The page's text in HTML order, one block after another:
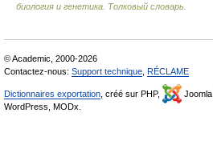
биология и генетика. Толковый словарь.
© Academic, 2000-2026
Contactez-nous: Support technique RÉCLAME
Dictionnaires exportation , créé sur PHP, Joomla,
WordPress, MODx.